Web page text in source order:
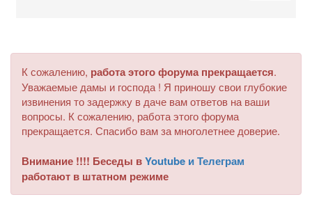
К сожалению, работа этого форума прекращается.
Уважаемые дамы и господа ! Я приношу свои глубокие
извинения то задержку в даче вам ответов на ваши
вопросы. К сожалению, работа этого форума
прекращается. Спасибо вам за многолетнее доверие.
Внимание !!!! Беседы вYoutube и Телеграм
работают в штатном режиме